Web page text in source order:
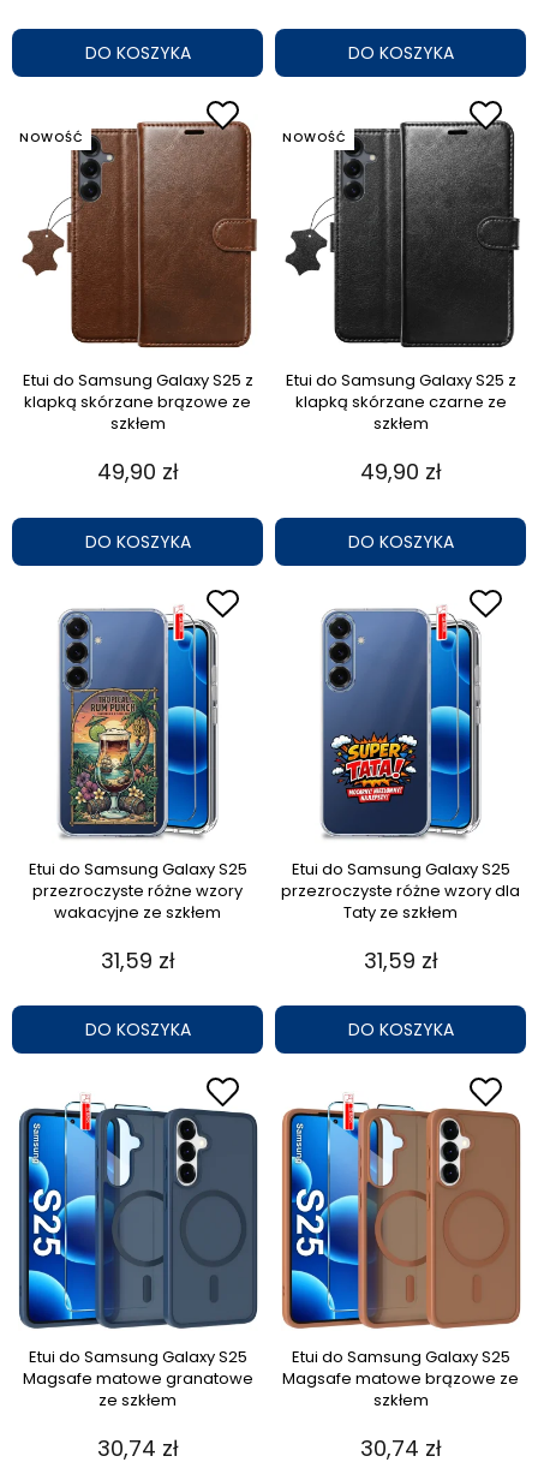
DO KOSZYKA DO KOSZYKA
Etui do Samsung Galaxy S25 z
klapką skórzane brązowe ze
szkłem
49,90 zł
DO KOSZYKA
NOWOŚĆ
Etui do Samsung Galaxy S25 z
klapką skórzane czarne ze
szkłem
49,90 zł
DO KOSZYKA
NOWOŚĆ
Etui do Samsung Galaxy S25
przezroczyste różne wzory
wakacyjne ze szkłem
31,59 zł
DO KOSZYKA
Etui do Samsung Galaxy S25
przezroczyste różne wzory dla
Taty ze szkłem
31,59 zł
DO KOSZYKA
Etui do Samsung Galaxy S25
Magsafe matowe granatowe
ze szkłem
30,74 zł
Etui do Samsung Galaxy S25
Magsafe matowe brązowe ze
szkłem
30,74 zł